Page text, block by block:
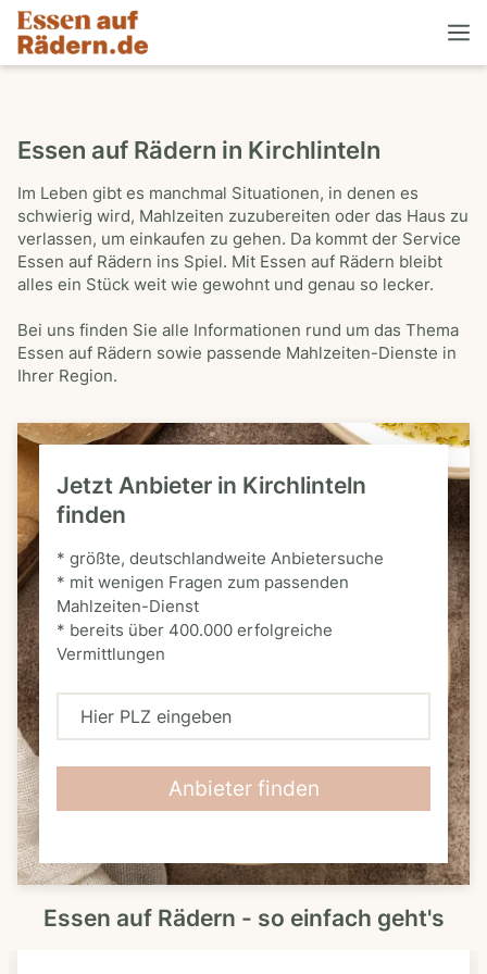
Essen auf Rädern in Kirchlinteln
Im Leben gibt es manchmal Situationen, in denen es
schwierig wird, Mahlzeiten zuzubereiten oder das Haus zu
verlassen, um einkaufen zu gehen. Da kommt der Service
Essen auf Rädern ins Spiel. Mit Essen auf Rädern bleibt
alles ein Stück weit wie gewohnt und genau so lecker.
Bei uns finden Sie alle Informationen rund um das Thema
Essen auf Rädern sowie passende Mahlzeiten-Dienste in
Ihrer Region.
Jetzt Anbieter in Kirchlinteln
finden
* größte, deutschlandweite Anbietersuche
* mit wenigen Fragen zum passenden
Mahlzeiten-Dienst
* bereits über 400.000 erfolgreiche
Vermittlungen
H
L
Z
Anbieter finden
Essen auf Rädern - so einfach geht's